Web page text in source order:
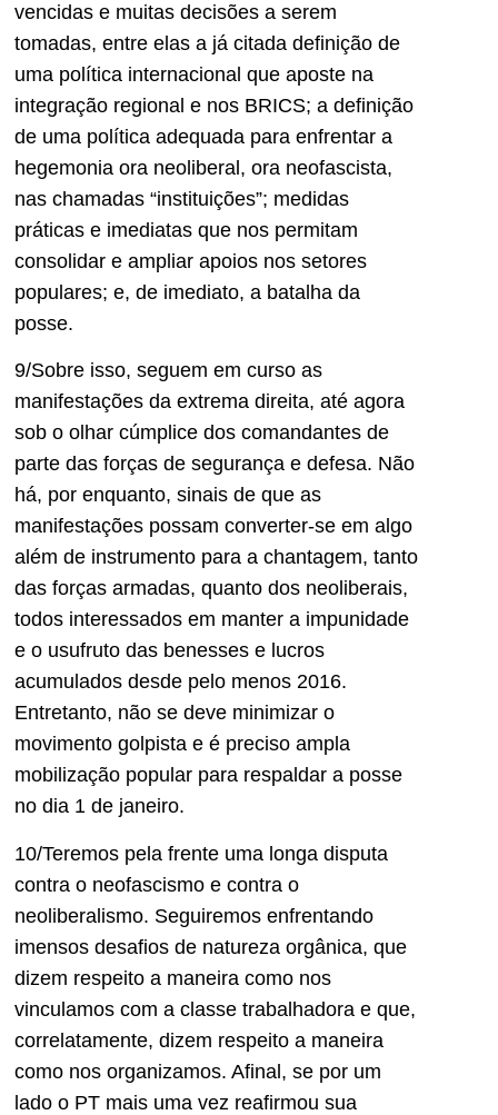
vencidas e muitas decisões a serem
tomadas, entre elas a já citada definição de
uma política internacional que aposte na
integração regional e nos BRICS; a definição
de uma política adequada para enfrentar a
hegemonia ora neoliberal, ora neofascista,
nas chamadas “instituições”; medidas
práticas e imediatas que nos permitam
consolidar e ampliar apoios nos setores
populares; e, de imediato, a batalha da
posse.
9/Sobre isso, seguem em curso as
manifestações da extrema direita, até agora
sob o olhar cúmplice dos comandantes de
parte das forças de segurança e defesa. Não
há, por enquanto, sinais de que as
manifestações possam converter-se em algo
além de instrumento para a chantagem, tanto
das forças armadas, quanto dos neoliberais,
todos interessados em manter a impunidade
e o usufruto das benesses e lucros
acumulados desde pelo menos 2016.
Entretanto, não se deve minimizar o
movimento golpista e é preciso ampla
mobilização popular para respaldar a posse
no dia 1 de janeiro.
10/Teremos pela frente uma longa disputa
contra o neofascismo e contra o
neoliberalismo. Seguiremos enfrentando
imensos desafios de natureza orgânica, que
dizem respeito a maneira como nos
vinculamos com a classe trabalhadora e que,
correlatamente, dizem respeito a maneira
como nos organizamos. Afinal, se por um
lado o PT mais uma vez reafirmou sua